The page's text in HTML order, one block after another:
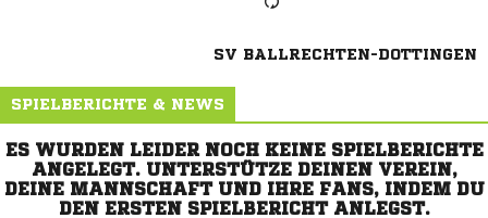
SV BALLRECHTEN-DOTTINGEN
SPIELBERICHTE & NEWS
ES WURDEN LEIDER NOCH KEINE SPIELBERICHTE
ANGELEGT. UNTERSTÜTZE DEINEN VEREIN,
DEINE MANNSCHAFT UND IHRE FANS, INDEM DU
DEN ERSTEN SPIELBERICHT ANLEGST.